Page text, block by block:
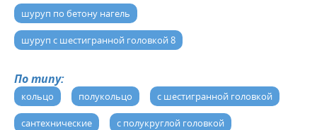
шуруп по бетону нагель
шуруп с шестигранной головкой 8
По типу:
кольцо полукольцо с шестигранной головкой
сантехнические с полукруглой головкой